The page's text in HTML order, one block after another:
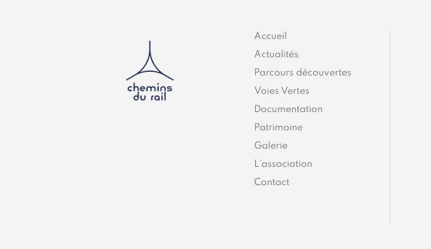
Accueil
Actualités
Parcours découvertes
Voies Vertes
Documentation
Patrimoine
Galerie
L’association
Contact